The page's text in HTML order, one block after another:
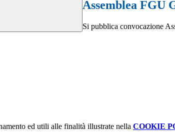
Assemblea FGU
Si pubblica convocazione
ed utili alle finalità illustrate nella COOKIE